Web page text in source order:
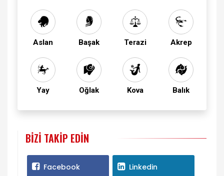
Aslan Başak Terazi Akrep
Yay Oğlak Kova Balık
BIZI TAKIP EDIN
Facebook Linkedin